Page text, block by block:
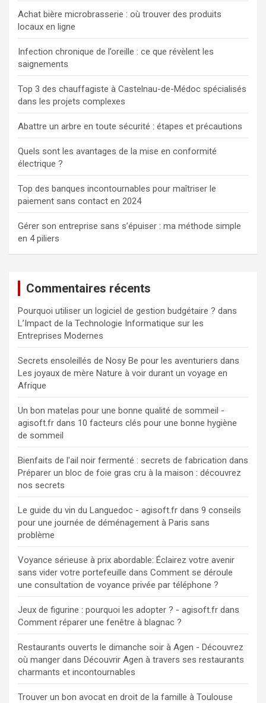
Achat bière microbrasserie : où trouver des produits
locaux en ligne
Infection chronique de l’oreille : ce que révèlent les
saignements
Top 3 des chauffagiste à Castelnau-de-Médoc spécialisés
dans les projets complexes
Abattre un arbre en toute sécurité : étapes et précautions
Quels sont les avantages de la mise en conformité
électrique ?
Top des banques incontournables pour maîtriser le
paiement sans contact en 2024
Gérer son entreprise sans s’épuiser : ma méthode simple
en 4 piliers
Commentaires récents
Pourquoi utiliser un logiciel de gestion budgétaire ? dans
L’Impact de la Technologie Informatique sur les
Entreprises Modernes
Secrets ensoleillés de Nosy Be pour les aventuriers dans
Les joyaux de mère Nature à voir durant un voyage en
Afrique
Un bon matelas pour une bonne qualité de sommeil -
agisoft.fr dans 10 facteurs clés pour une bonne hygiène
de sommeil
Bienfaits de l'ail noir fermenté : secrets de fabrication dans
Préparer un bloc de foie gras cru à la maison : découvrez
nos secrets
Le guide du vin du Languedoc - agisoft.fr dans 9 conseils
pour une journée de déménagement à Paris sans
problème
Voyance sérieuse à prix abordable: Éclairez votre avenir
sans vider votre portefeuille dans Comment se déroule
une consultation de voyance privée par téléphone ?
Jeux de figurine : pourquoi les adopter ? - agisoft.fr dans
Comment réparer une fenêtre à blagnac ?
Restaurants ouverts le dimanche soir à Agen - Découvrez
où manger dans Découvrir Agen à travers ses restaurants
charmants et incontournables
Trouver un bon avocat en droit de la famille à Toulouse